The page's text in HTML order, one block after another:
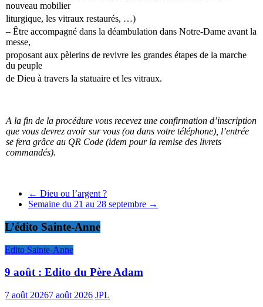
nouveau mobilier
liturgique, les vitraux restaurés, …)
– Être accompagné dans la déambulation dans Notre-Dame avant la
messe,
proposant aux pèlerins de revivre les grandes étapes de la marche
du peuple
de Dieu à travers la statuaire et les vitraux.
A la fin de la procédure vous recevez une confirmation d’inscription
que vous devrez avoir sur vous (ou dans votre téléphone), l’entrée
se fera grâce au QR Code (idem pour la remise des livrets
commandés).
← Dieu ou l’argent ?
Semaine du 21 au 28 septembre →
L’édito Sainte-Anne
Edito Sainte-Anne
9 août : Edito du Père Adam
7 août 20267 août 2026 JPL